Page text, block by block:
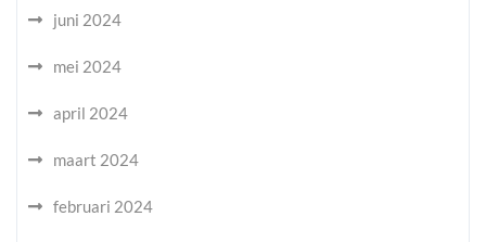
juni 2024
mei 2024
april 2024
maart 2024
februari 2024